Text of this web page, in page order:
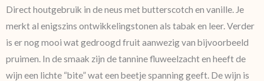
Direct houtgebruik in de neus met butterscotch en vanille. Je
merkt al enigszins ontwikkelingstonen als tabak en leer. Verder
is er nog mooi wat gedroogd fruit aanwezig van bijvoorbeeld
pruimen. In de smaak zijn de tannine fluweelzacht en heeft de
wijn een lichte “bite” wat een beetje spanning geeft. De wijn is